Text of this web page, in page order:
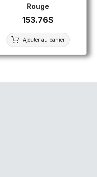
Rouge
153.76$
Ajouter au panier